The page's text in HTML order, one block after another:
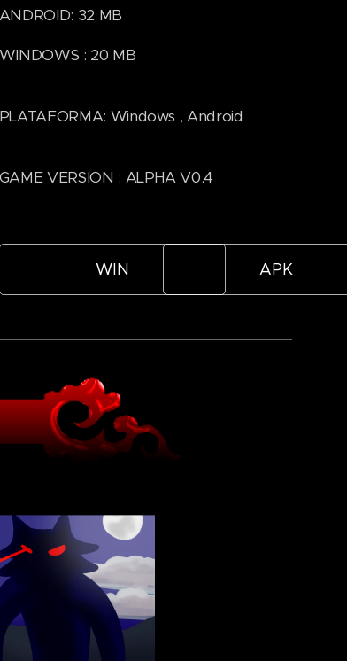
ANDROID: 32 MB
WINDOWS : 20 MB
PLATAFORMA: Windows , Android
GAME VERSION : ALPHA V0.4
WIN APK